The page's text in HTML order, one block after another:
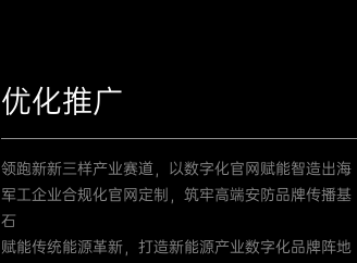
优化推广
领跑新新三样产业赛道，以数字化官网赋能智造出海
军工企业合规化官网定制，筑牢高端安防品牌传播基
石
赋能传统能源革新，打造新能源产业数字化品牌阵地